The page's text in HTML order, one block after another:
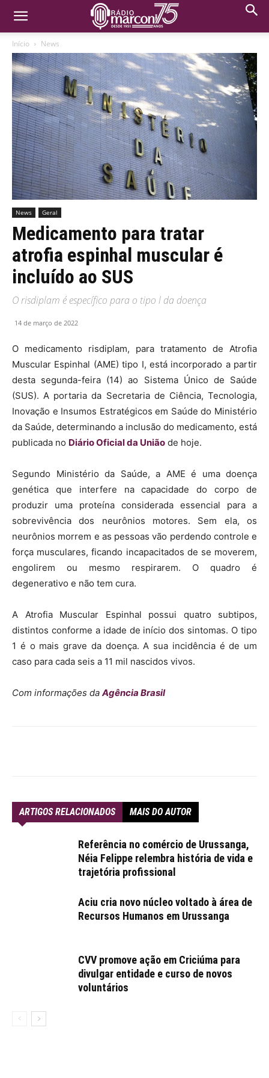
Início News
News Geral
Medicamento para tratar
atrofia espinhal muscular é
incluído ao SUS
O risdiplam é específico para o tipo l da doença
14 de março de 2022
O medicamento risdiplam, para tratamento de Atrofia
Muscular Espinhal (AME) tipo I, está incorporado a partir
desta segunda-feira (14) ao Sistema Único de Saúde
(SUS). A portaria da Secretaria de Ciência, Tecnologia,
Inovação e Insumos Estratégicos em Saúde do Ministério
da Saúde, determinando a inclusão do medicamento, está
publicada no Diário Oficial da União de hoje.
Segundo Ministério da Saúde, a AME é uma doença
genética que interfere na capacidade do corpo de
produzir uma proteína considerada essencial para a
sobrevivência dos neurônios motores. Sem ela, os
neurônios morrem e as pessoas vão perdendo controle e
força musculares, ficando incapacitados de se moverem,
engolirem ou mesmo respirarem. O quadro é
degenerativo e não tem cura.
A Atrofia Muscular Espinhal possui quatro subtipos,
distintos conforme a idade de início dos sintomas. O tipo
1 é o mais grave da doença. A sua incidência é de um
caso para cada seis a 11 mil nascidos vivos.
Com informações daAgência Brasil
ARTIGOS RELACIONADOS MAIS DO AUTOR
Referência no comércio de Urussanga,
Néia Felippe relembra história de vida e
trajetória profissional
Aciu cria novo núcleo voltado à área de
Recursos Humanos em Urussanga
CVV promove ação em Criciúma para
divulgar entidade e curso de novos
voluntários